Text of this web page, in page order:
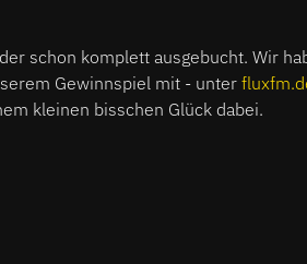
schon komplett ausgebucht. Wir
Gewinnspiel mit - unter
kleinen bisschen Glück dabei.